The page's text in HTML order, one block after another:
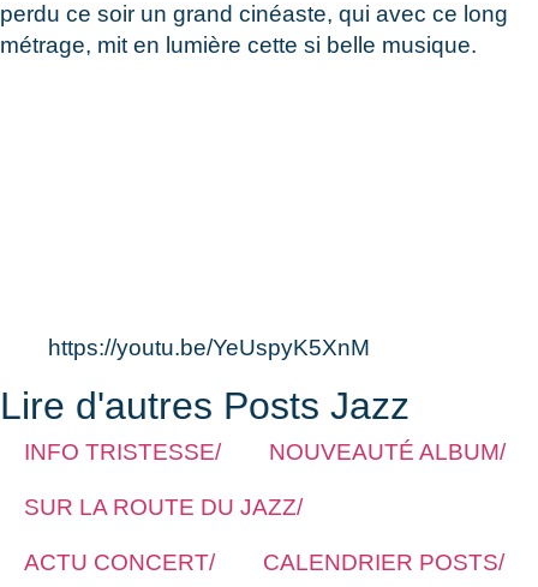
perdu ce soir un grand cinéaste, qui avec ce long
métrage, mit en lumière cette si belle musique.
https://youtu.be/YeUspyK5XnM
Lire d'autres Posts Jazz
INFO TRISTESSE/ NOUVEAUTÉ ALBUM/
SUR LA ROUTE DU JAZZ/
ACTU CONCERT/ CALENDRIER POSTS/